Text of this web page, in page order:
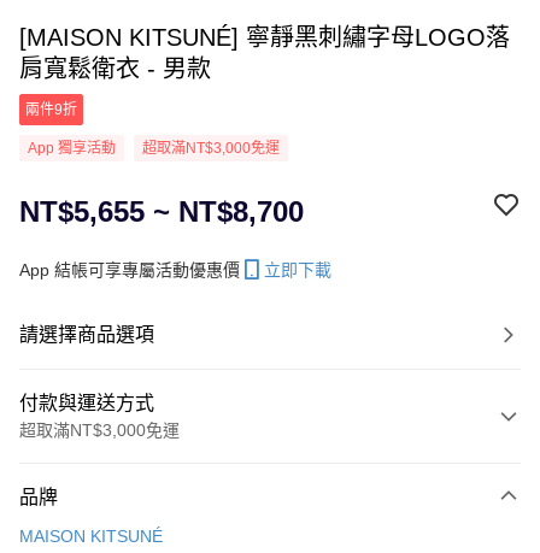
[MAISON KITSUNÉ] 寧靜黑刺繡字母LOGO落
肩寬鬆衛衣 - 男款
兩件9折
App 獨享活動 超取滿NT$3,000免運
NT$5,655 ~ NT$8,700
App 結帳可享專屬活動優惠價 立即下載
請選擇商品選項
付款與運送方式
超取滿NT$3,000免運
信用卡一次付款
品牌
MAISON KITSUNÉ